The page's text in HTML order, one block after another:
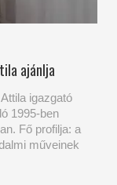
ajánlja
igazgató
1995-ben
Fő profilja: a
műveinek